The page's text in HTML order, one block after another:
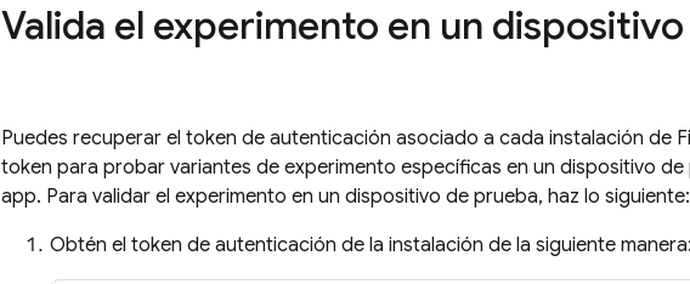
Valida el experimento en un
Puedes recuperar el token de autenticación asociado a cada instalación de
token para probar variantes de experimento específicas en un dispositivo
app. Para validar el experimento en un dispositivo de prueba, haz lo siguiente:
Obtén el token de autenticación de la instalación de la siguiente manera: